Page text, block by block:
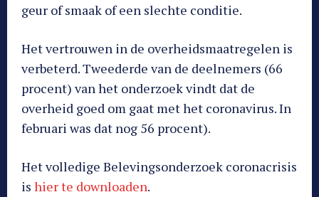
geur of smaak of een slechte conditie.
Het vertrouwen in de overheidsmaatregelen is
verbeterd. Tweederde van de deelnemers (66
procent) van het onderzoek vindt dat de
overheid goed om gaat met het coronavirus. In
februari was dat nog 56 procent).
Het volledige Belevingsonderzoek coronacrisis
is hier te downloaden.